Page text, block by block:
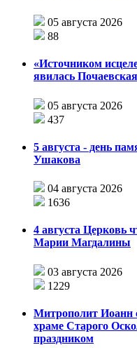
05 августа 2026
88
«Источником
явилась
05 августа 2026
437
5 августа - день
Ушакова
04 августа 2026
1636
4 августа Церковь
Марии Магдалины
03 августа 2026
1229
Митрополит Иоанн
храме Старого
праздником